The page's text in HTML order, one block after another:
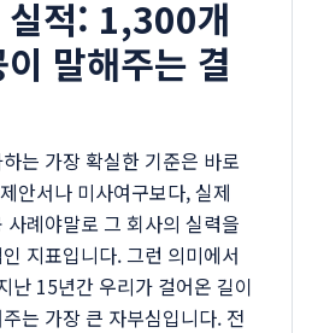
실적: 1,300개
말해주는 결
는 가장 확실한 기준은 바로
안서나 미사여구보다, 실제
례야말로 그 회사의 실력을
지표입니다. 그런 의미에서
난 15년간 우리가 걸어온 길이
는 가장 큰 자부심입니다. 전